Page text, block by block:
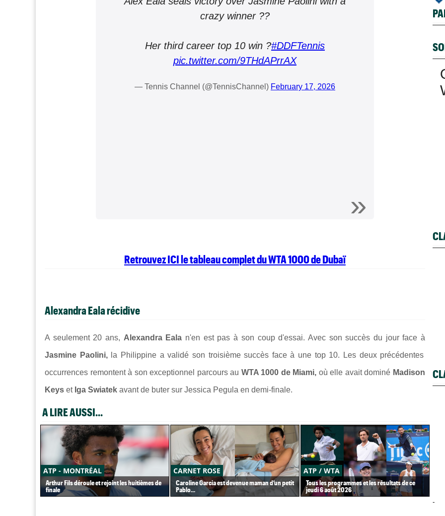
crazy winner ??
Her third career top 10 win ?#DDFTennis
pic.twitter.com/9THdAPrrAX
— Tennis Channel (@TennisChannel) February 17, 2026
Retrouvez ICI le tableau complet du WTA 1000 de Dubaï
Alexandra Eala récidive
A seulement 20 ans, Alexandra Eala n'en est pas à son coup d'essai. Avec son succès du jour face à
Jasmine Paolini,la Philippine a validé son troisième succès face à une top 10. Les deux précédentes
occurrences remontent à son exceptionnel parcours au WTA 1000 de Miami, où elle avait dominé Madison
Keys et Iga Swiatek avant de buter sur Jessica Pegula en demi-finale.
A LIRE AUSSI...
ATP - MONTRÉAL
Arthur Fils déroule et rejoint les huitièmes de
finale
CARNET ROSE
Caroline Garcia est devenue maman d’un petit
Pablo...
ATP / WTA
Tous les programmes et les résultats de ce
jeudi 6 août 2026
-